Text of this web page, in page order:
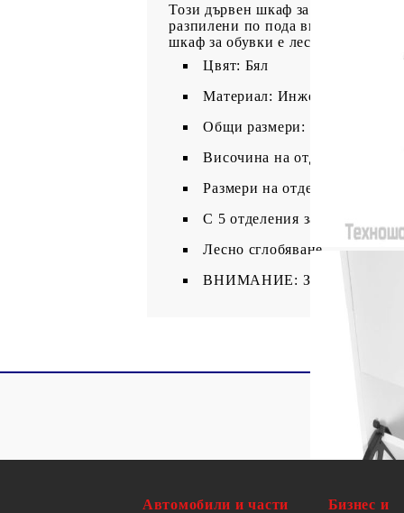
Този дървен шкаф за обувки има
разпилени по пода ви. Събира до
шкаф за обувки е лесен за монтаж.
Цвят: Бял
Материал: Инженерна
Общи размери: 59 x 17 x
Височина на отделението:
Размери на отделението:
С 5 отделения за съхранение
Лесно сглобяване
ВНИМАНИЕ: За да се
Автомобили и части
Бизнес и